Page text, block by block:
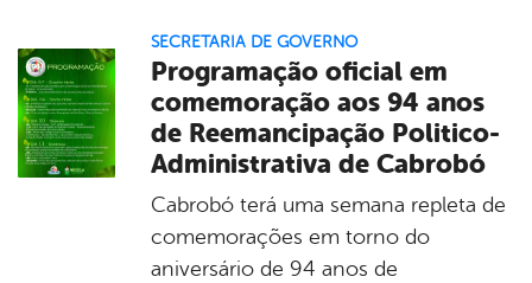
SECRETARIA DE GOVERNO
Programação oficial em
comemoração aos 94 anos
de Reemancipação Politico-
Administrativa de Cabrobó
Cabrobó terá uma semana repleta de
comemorações em torno do
aniversário de 94 anos de